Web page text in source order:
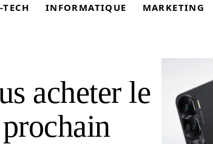
INFORMATIQUE MARKETING
acheter le